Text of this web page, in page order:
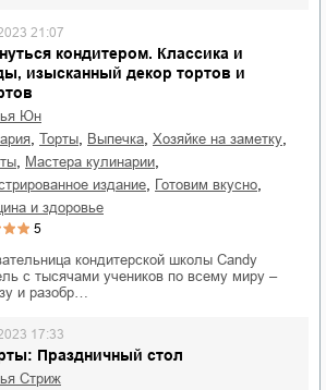
кондитером. Классика и
изысканный декор тортов и
21:07
Юн
торты выпечка хозяйке на заметку
мастера кулинарии
издание готовим вкусно
и здоровье
5
кондитерской школы Candy
с тысячами учеников по всему миру –
и разобр…
Праздничный стол
17:33
Стриж